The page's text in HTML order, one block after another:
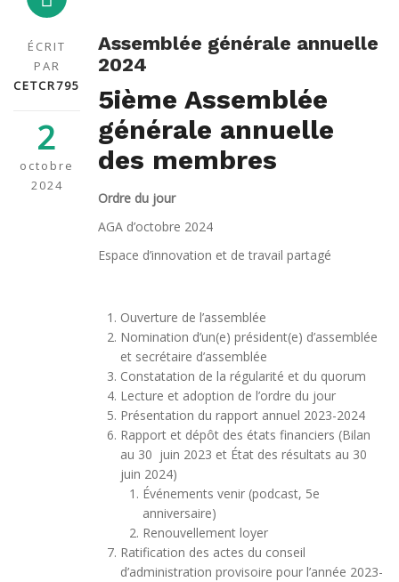
ÉCRIT
PAR
CETCR795
2
octobre
2024
Assemblée générale annuelle
2024
5ième Assemblée
générale annuelle
des membres
Ordre du jour
AGA d’octobre 2024
Espace d’innovation et de travail partagé
Ouverture de l’assemblée
Nomination d’un(e) président(e) d’assemblée
et secrétaire d’assemblée
Constatation de la régularité et du quorum
Lecture et adoption de l’ordre du jour
Présentation du rapport annuel 2023-2024
Rapport et dépôt des états financiers (Bilan
au 30 juin 2023 et État des résultats au 30
juin 2024)
Événements venir (podcast, 5e
anniversaire)
Renouvellement loyer
Ratification des actes du conseil
d’administration provisoire pour l’année 2023-